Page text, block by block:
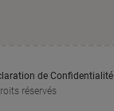
de Confidentialité
réservés